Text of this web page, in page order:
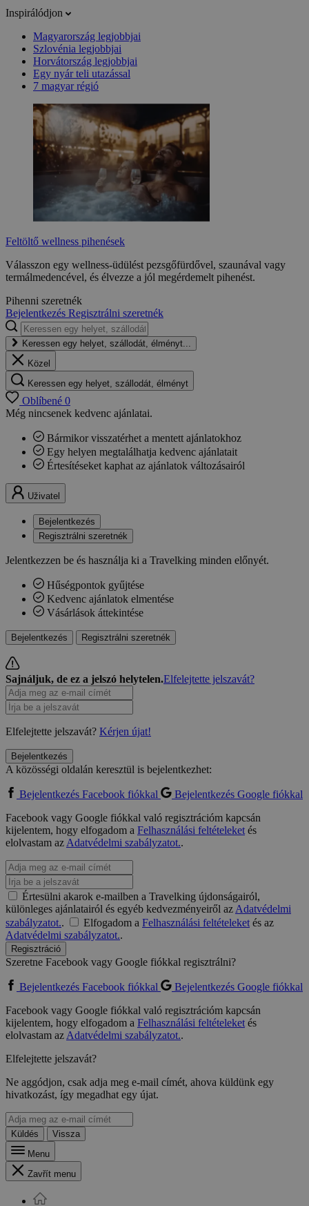
Inspirálódjon
Magyarország legjobbjai
Szlovénia legjobbjai
Horvátország legjobbjai
Egy nyár teli utazással
7 magyar régió
Feltöltő wellness pihenések
Válasszon egy wellness-üdülést pezsgőfürdővel, szaunával vagy
termálmedencével, és élvezze a jól megérdemelt pihenést.
Pihenni szeretnék
Bejelentkezés Regisztrálni szeretnék
Keressen egy helyet, szállodát, élményt...
Közel
Keressen egy helyet, szállodát, élményt
Oblíbené 0
Még nincsenek kedvenc ajánlatai.
Bármikor visszatérhet a mentett ajánlatokhoz
Egy helyen megtalálhatja kedvenc ajánlatait
Értesítéseket kaphat az ajánlatok változásairól
Uživatel
Bejelentkezés
Regisztrálni szeretnék
Jelentkezzen be és használja ki a Travelking minden előnyét.
Hűségpontok gyűjtése
Kedvenc ajánlatok elmentése
Vásárlások áttekintése
Bejelentkezés Regisztrálni szeretnék
Sajnáljuk, de ez a jelszó helytelen.Elfelejtette jelszavát?
Elfelejtette jelszavát? Kérjen újat!
Bejelentkezés
A közösségi oldalán keresztül is bejelentkezhet:
Bejelentkezés Facebook fiókkal
Bejelentkezés Google fiókkal
Facebook vagy Google fiókkal való regisztrációm kapcsán
kijelentem, hogy elfogadom a Felhasználási feltételeketés
elolvastam azAdatvédelmi szabályzatot..
Értesülni akarok e-mailben a Travelking újdonságairól,
különleges ajánlatairól és egyéb kedvezményeiről azAdatvédelmi
szabályzatot.. Elfogadom a Felhasználási feltételeketés az
Adatvédelmi szabályzatot..
Regisztráció
Szeretne Facebook vagy Google fiókkal regisztrálni?
Bejelentkezés Facebook fiókkal
Bejelentkezés Google fiókkal
Facebook vagy Google fiókkal való regisztrációm kapcsán
kijelentem, hogy elfogadom a Felhasználási feltételeketés
elolvastam azAdatvédelmi szabályzatot..
Elfelejtette jelszavát?
Ne aggódjon, csak adja meg e-mail címét, ahova küldünk egy
hivatkozást, így megadhat egy újat.
Küldés
Vissza
Menu
Zavřít menu